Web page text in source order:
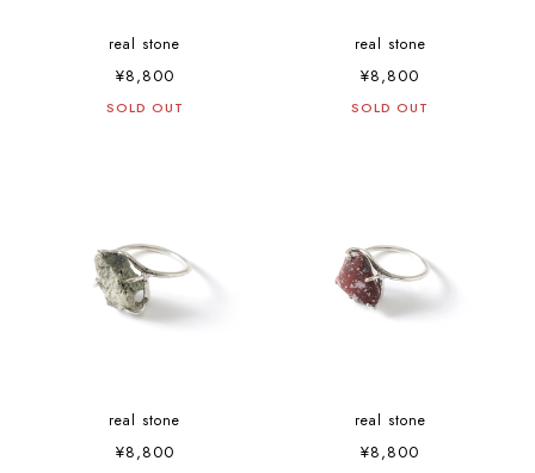
real stone
¥8,800
SOLD OUT
real stone
¥8,800
SOLD OUT
real stone
¥8,800
real stone
¥8,800